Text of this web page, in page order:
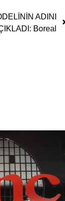
ADINI
Boreal